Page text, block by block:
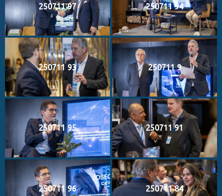
250711 97 250711 94
250711 93 250711 9
250711 95 250711 91
250711 96 250711 84